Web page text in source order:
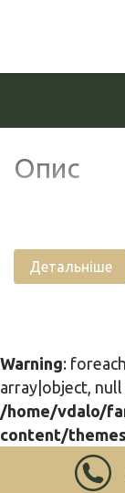
Опис
Детальніше
Warning:
array|object, null
/home/vdalo/
content/